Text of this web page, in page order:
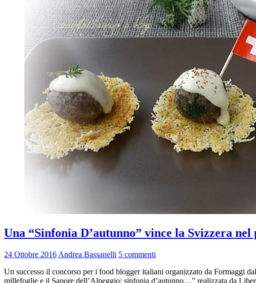
Una “Sinfonia D’autunno” vince la Svizzera nel
24 Ottobre 2016 Andrea Bassanelli 5 commenti
Un successo il concorso per i food blogger italiani organizzato da Formaggi
millefoglie e il Sapore dell’Alpeggio: sinfonia d’autunno…” realizzata da